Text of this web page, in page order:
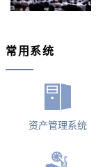
常用系统
资产管理系统